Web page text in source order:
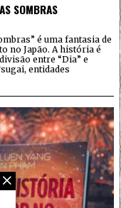
SOMBRAS
é uma fantasia de
no Japão. A história é
entre “Dia” e
entidades